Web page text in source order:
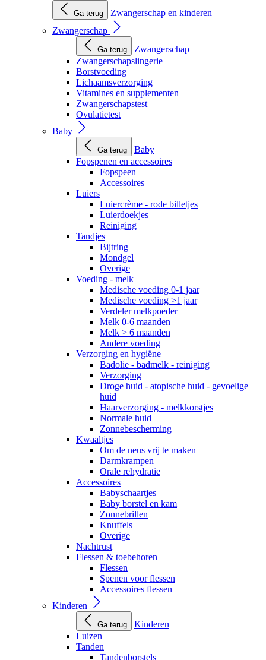
Ga terug
Zwangerschap en kinderen
Zwangerschap
Ga terug
Zwangerschap
Zwangerschapslingerie
Borstvoeding
Lichaamsverzorging
Vitamines en supplementen
Zwangerschapstest
Ovulatietest
Baby
Ga terug
Baby
Fopspenen en accessoires
Fopspeen
Accessoires
Luiers
Luiercrème - rode billetjes
Luierdoekjes
Reiniging
Tandjes
Bijtring
Mondgel
Overige
Voeding - melk
Medische voeding 0-1 jaar
Medische voeding >1 jaar
Verdeler melkpoeder
Melk 0-6 maanden
Melk > 6 maanden
Andere voeding
Verzorging en hygiëne
Badolie - badmelk - reiniging
Verzorging
Droge huid - atopische huid - gevoelige
huid
Haarverzorging - melkkorstjes
Normale huid
Zonnebescherming
Kwaaltjes
Om de neus vrij te maken
Darmkrampen
Orale rehydratie
Accessoires
Babyschaartjes
Baby borstel en kam
Zonnebrillen
Knuffels
Overige
Nachtrust
Flessen & toebehoren
Flessen
Spenen voor flessen
Accessoires flessen
Kinderen
Ga terug
Kinderen
Luizen
Tanden
Tandenborstels